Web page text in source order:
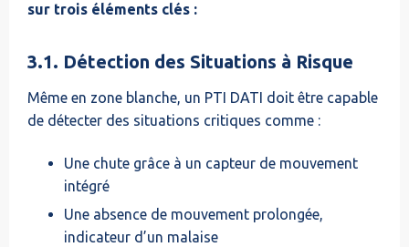
sur trois éléments clés :
3.1. Détection des Situations à Risque
Même en zone blanche, un PTI DATI doit être capable
de détecter des situations critiques comme :
Une chute grâce à un capteur de mouvement
intégré
Une absence de mouvement prolongée,
indicateur d’un malaise